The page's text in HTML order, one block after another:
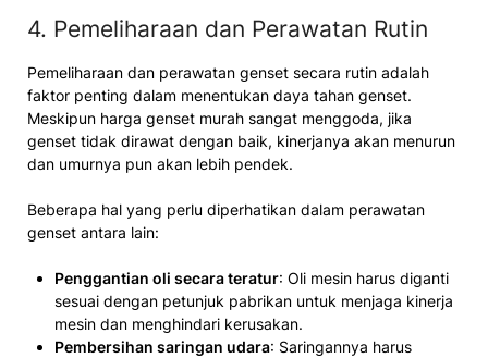
4. Pemeliharaan dan Perawatan Rutin
Pemeliharaan dan perawatan genset secara rutin adalah
faktor penting dalam menentukan daya tahan genset.
Meskipun harga genset murah sangat menggoda, jika
genset tidak dirawat dengan baik, kinerjanya akan menurun
dan umurnya pun akan lebih pendek.
Beberapa hal yang perlu diperhatikan dalam perawatan
genset antara lain:
Penggantian oli secara teratur: Oli mesin harus diganti
sesuai dengan petunjuk pabrikan untuk menjaga kinerja
mesin dan menghindari kerusakan.
Pembersihan saringan udara: Saringannya harus